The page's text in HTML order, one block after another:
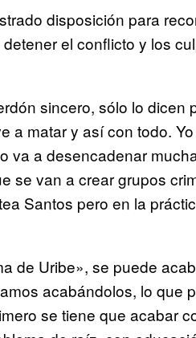
disposición para
el conflicto y los
sincero, sólo lo dicen
a matar y así con todo.
va a desencadenar
se van a crear grupos
Santos pero en la
de Uribe», se puede
acabándolos, lo que
se tiene que acabar